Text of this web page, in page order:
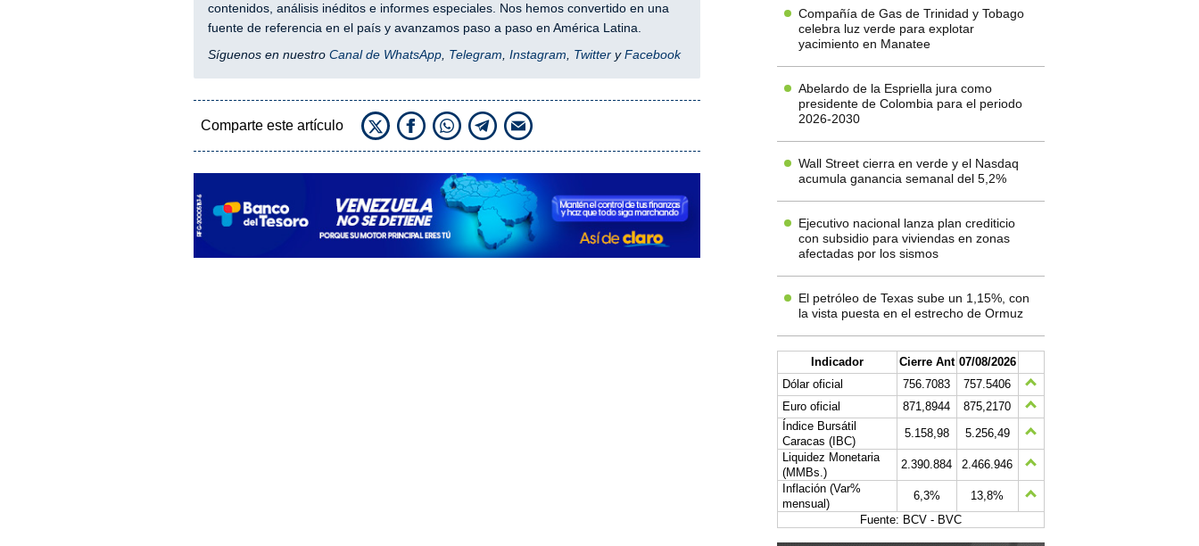
contenidos, análisis inéditos e informes especiales. Nos hemos convertido en una
fuente de referencia en el país y avanzamos paso a paso en América Latina.
Síguenos en nuestro Canal de WhatsApp, Telegram, Instagram, TwitteryFacebook
Comparte este artículo
Compañía de Gas de Trinidad y Tobago
celebra luz verde para explotar
yacimiento en Manatee
Abelardo de la Espriella jura como
presidente de Colombia para el periodo
2026-2030
Wall Street cierra en verde y el Nasdaq
acumula ganancia semanal del 5,2%
Ejecutivo nacional lanza plan crediticio
con subsidio para viviendas en zonas
afectadas por los sismos
El petróleo de Texas sube un 1,15%, con
la vista puesta en el estrecho de Ormuz
Indicador Cierre Ant 07/08/2026
Dólar oficial
756.7083
757.5406
Euro oficial
871,8944
875,2170
Índice Bursátil
Caracas (IBC)
5.158,98
5.256,49
Liquidez Monetaria
(MMBs.)
2.390.884
2.466.946
Inflación (Var%
mensual)
6,3%
13,8%
Fuente: BCV - BVC